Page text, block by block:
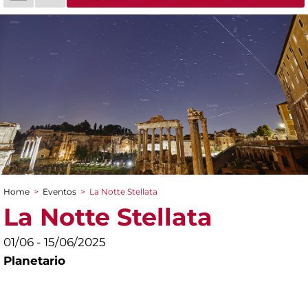
You are here
Home > Eventos > La Notte Stellata
La Notte Stellata
01/06 - 15/06/2025
Planetario